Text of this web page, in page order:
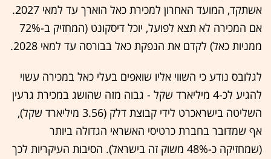
אשתקד, המועד האחרון למכירת כאל הוארך עד למאי 2027.
אם המכירה לא תצא לפועל, יוכל דיסקונט (המחזיק ב-72%
ממניות כאל) לקדם את הנפקת כאל בבורסה עד למאי 2028.
לגלובס נודע כי השווי אליו שואפים בעלי כאל במכירה עשוי
להגיע לכ-4 מיליארד שקל - גבוה מזה שהושג במכירת גרעין
השליטה בישראכרט לידי קבוצת דלק (3.56 מיליארד שקל),
אף שמדובר בחברת כרטיסי האשראי הגדולה ביותר
(שמחזיקה כ-48% משוק זה בישראל). הסיבות העיקריות לכך